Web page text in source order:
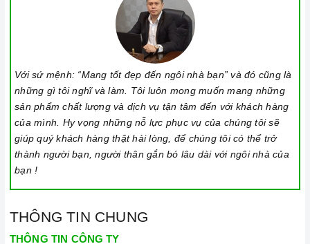
Với sứ mệnh: “Mang tốt đẹp đến ngôi nhà bạn” và đó cũng là
những gì tôi nghĩ và làm. Tôi luôn mong muốn mang những
sản phẩm chất lượng và dịch vụ tận tâm đến với khách hàng
của mình. Hy vọng những nỗ lực phục vụ của chúng tôi sẽ
giúp quý khách hàng thật hài lòng, để chúng tôi có thể trở
thành người bạn, người thân gắn bó lâu dài với ngôi nhà của
bạn !
THÔNG TIN CHUNG
THÔNG TIN CÔNG TY